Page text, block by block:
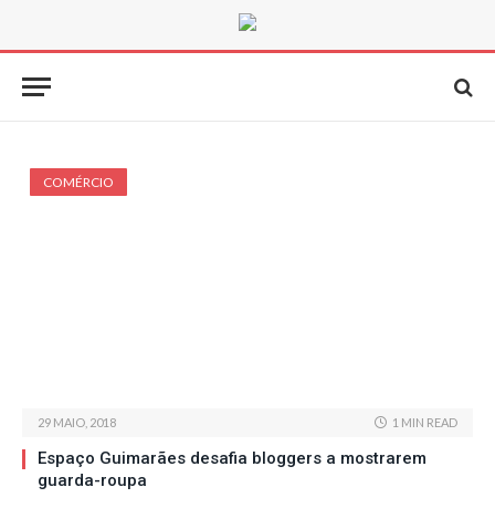
COMÉRCIO
29 MAIO, 2018 1 MIN READ
Espaço Guimarães desafia bloggers a mostrarem
guarda-roupa